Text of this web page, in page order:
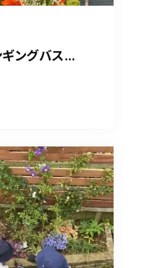
ギングバス...